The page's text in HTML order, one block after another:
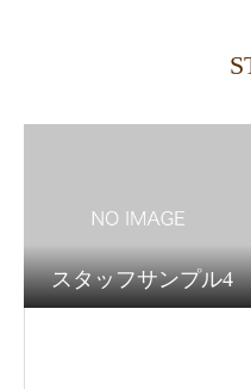
スタッフサンプル4